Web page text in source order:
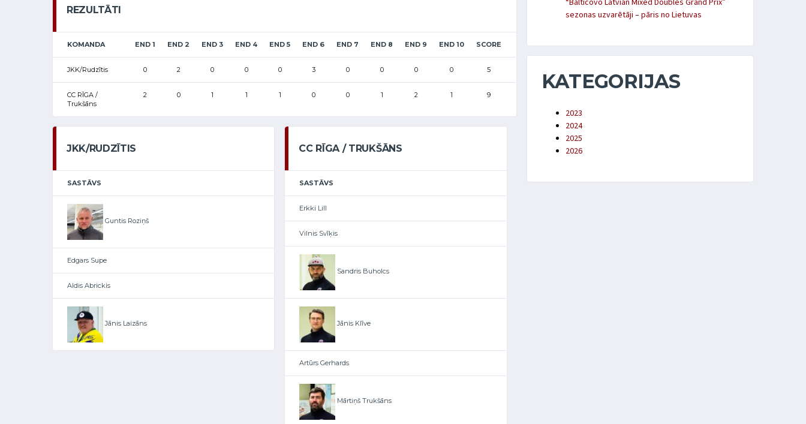
REZULTĀTI
KOMANDA END 1 END 2 END 3 END 4 END 5 END 6 END 7 END 8 END 9 END 10 SCORE
JKK/Rudzītis 0 2 0 0 0 3 0 0 0 0 5
CC RĪGA /
Trukšāns
2 0 1 1 1 0 0 1 2 1 9
JKK/RUDZĪTIS
SASTĀVS
Guntis Roziņš
Edgars Supe
Aldis Abrickis
Jānis Laizāns
CC RĪGA / TRUKŠĀNS
SASTĀVS
Erkki Lill
Vilnis Svīķis
Sandris Buholcs
Jānis Klīve
Artūrs Gerhards
Mārtiņš Trukšāns
“Balticovo Latvian Mixed Doubles Grand Prix”
sezonas uzvarētāji – pāris no Lietuvas
KATEGORIJAS
2023
2024
2025
2026